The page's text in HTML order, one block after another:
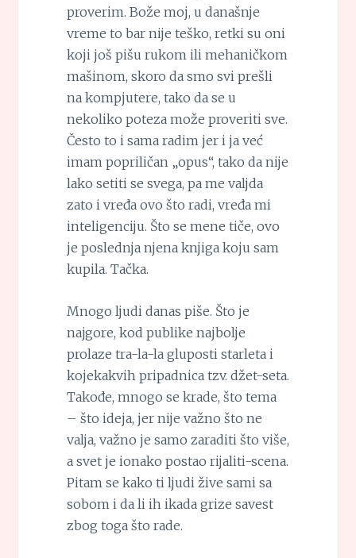
proverim. Bože moj, u današnje
vreme to bar nije teško, retki su oni
koji još pišu rukom ili mehaničkom
mašinom, skoro da smo svi prešli
na kompjutere, tako da se u
nekoliko poteza može proveriti sve.
Često to i sama radim jer i ja već
imam popriličan „opus“, tako da nije
lako setiti se svega, pa me valjda
zato i vređa ovo što radi, vređa mi
inteligenciju. Što se mene tiče, ovo
je poslednja njena knjiga koju sam
kupila. Tačka.
Mnogo ljudi danas piše. Što je
najgore, kod publike najbolje
prolaze tra-la-la gluposti starleta i
kojekakvih pripadnica tzv. džet-seta.
Takođe, mnogo se krade, što tema
– što ideja, jer nije važno što ne
valja, važno je samo zaraditi što više,
a svet je ionako postao rijaliti-scena.
Pitam se kako ti ljudi žive sami sa
sobom i da li ih ikada grize savest
zbog toga što rade.